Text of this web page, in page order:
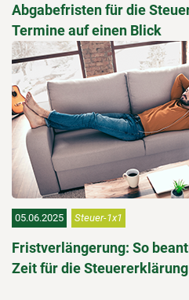
Abgabefristen für die
Termine auf einen Blick
05.06.2025 Steuer-1x1
Fristverlängerung: So
Zeit für die Steuererklärung